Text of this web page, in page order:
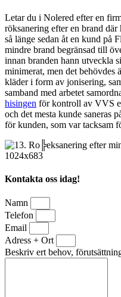
Letar du i Nolered efter en
röksanering efter en brand
så länge sedan åt en kund på
mindre brand begränsad till
innan branden hann utveckla
minimerat, men det behövdes
kläder i form av jonisering,
samband med arbetet
hisingen för kontroll av VVS
och det mesta kunde saneras
för kunden, som var tacksam
Kontakta oss idag!
Namn
Telefon
Email
Adress + Ort
Beskriv ert behov,